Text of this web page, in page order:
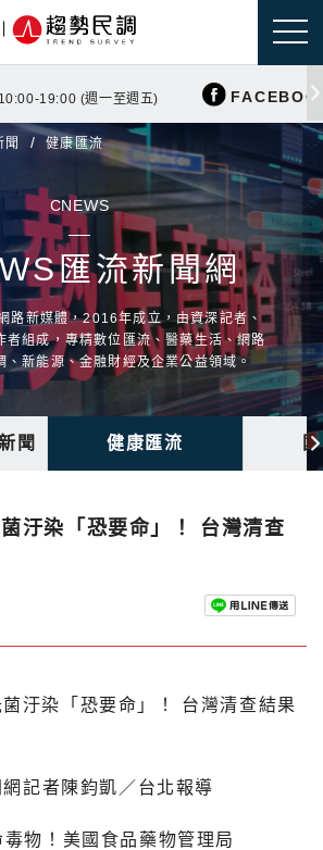
10:00-19:00 (週一至週五)
健康匯流
CNEWS
匯流新聞網
路新媒體，2016年成立，由資深記者、
者組成，專精數位匯流、醫藥生活、網路
、新能源、金融財經及企業公益領域。
聞 健康匯流
汙染「恐要命」！ 台灣清查
記者陳鈞凱／台北報導
物！美國食品藥物管理局